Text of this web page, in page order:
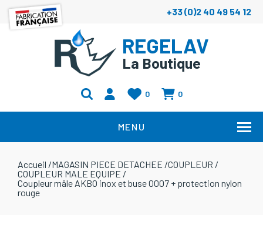
+33 (0)2 40 49 54 12
REGELAV
La Boutique
0 0
MENU
Accueil /MAGASIN PIECE DETACHEE /COUPLEUR /
COUPLEUR MALE EQUIPE /
Coupleur mâle AKBO inox et buse 0007 + protection nylon
rouge